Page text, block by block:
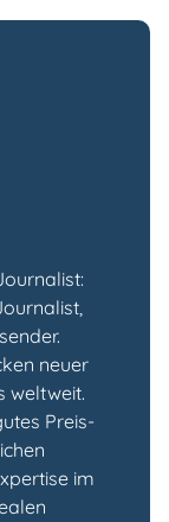
neuer
weltweit.
Preis-
im